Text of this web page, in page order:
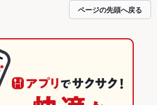
ページの先頭へ戻る